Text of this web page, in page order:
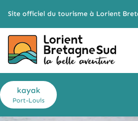
Site officiel du tourisme à Lorient
kayak
Port-Louis